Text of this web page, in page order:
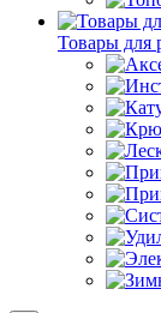
Товары для